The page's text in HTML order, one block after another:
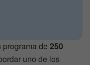
de 250
uno de los